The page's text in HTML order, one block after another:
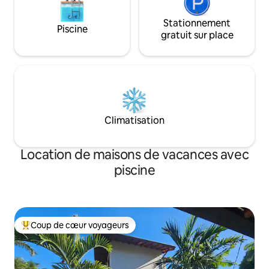
Piscine
Stationnement
gratuit sur place
Climatisation
Location de maisons de vacances avec
piscine
Coups de cœur voyageurs les plus appréciés
Coup de cœur voyageurs